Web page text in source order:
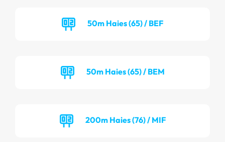
50m Haies (65) / BEF
50m Haies (65) / BEM
200m Haies (76) / MIF